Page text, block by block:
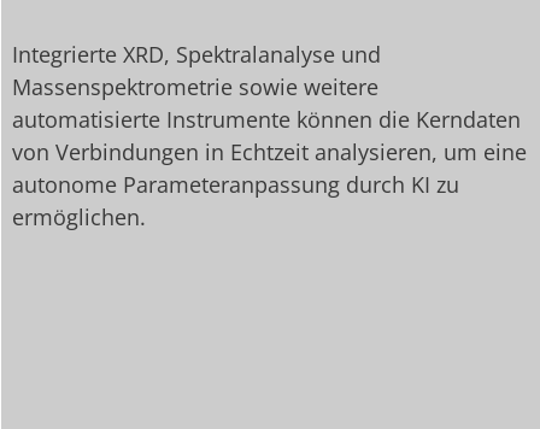
Integrierte XRD, Spektralanalyse und
Massenspektrometrie sowie weitere
automatisierte Instrumente können die Kerndaten
von Verbindungen in Echtzeit analysieren, um eine
autonome Parameteranpassung durch KI zu
ermöglichen.